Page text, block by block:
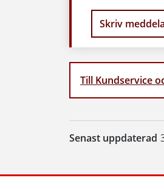
Skriv
Till Kundservice
Senast uppdaterad